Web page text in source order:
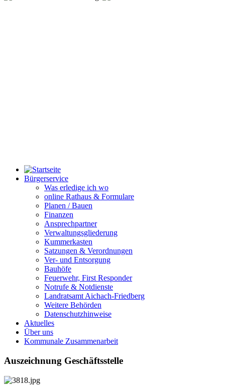
Bürgerservice
Was erledige ich wo
online Rathaus & Formulare
Planen / Bauen
Finanzen
Ansprechpartner
Verwaltungsgliederung
Kummerkasten
Satzungen & Verordnungen
Ver- und Entsorgung
Bauhöfe
Feuerwehr, First Responder
Notrufe & Notdienste
Landratsamt Aichach-Friedberg
Weitere Behörden
Datenschutzhinweise
Aktuelles
Über uns
Kommunale Zusammenarbeit
Auszeichnung Geschäftsstelle